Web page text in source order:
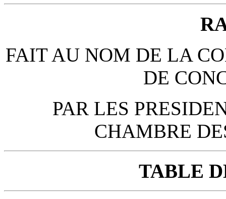
FAIT AU NOM DE LA
DE
PAR LES
CHAMBRE
TABLE